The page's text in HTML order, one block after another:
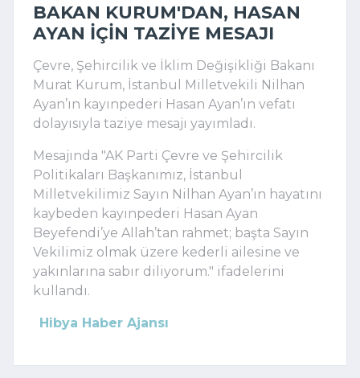
BAKAN KURUM'DAN, HASAN
AYAN IÇIN TAZIYE MESAJI
Çevre, Şehircilik ve İklim Değişikliği Bakanı
Murat Kurum, İstanbul Milletvekili Nilhan
Ayan’ın kayınpederi Hasan Ayan’ın vefatı
dolayısıyla taziye mesajı yayımladı.
Mesajında "AK Parti Çevre ve Şehircilik
Politikaları Başkanımız, İstanbul
Milletvekilimiz Sayın Nilhan Ayan’ın hayatını
kaybeden kayınpederi Hasan Ayan
Beyefendi’ye Allah’tan rahmet; başta Sayın
Vekilimiz olmak üzere kederli ailesine ve
yakınlarına sabır diliyorum." ifadelerini
kullandı.
Hibya Haber Ajansı